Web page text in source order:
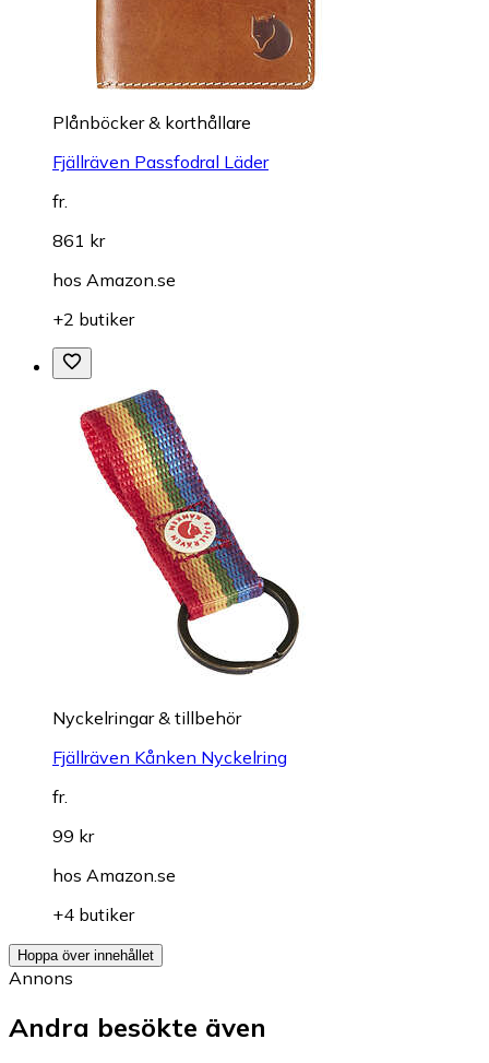
Plånböcker & korthållare
Fjällräven Passfodral Läder
fr.
861 kr
hos Amazon.se
+2 butiker
Nyckelringar & tillbehör
Fjällräven Kånken Nyckelring
fr.
99 kr
hos Amazon.se
+4 butiker
Hoppa över innehållet
Annons
Andra besökte även